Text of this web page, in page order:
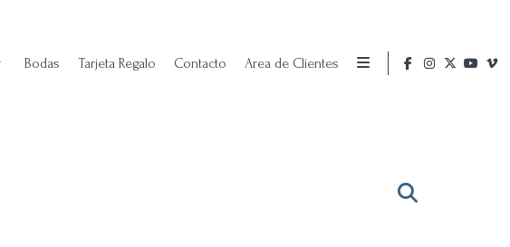
Bodas Tarjeta Regalo Contacto Area de Clientes